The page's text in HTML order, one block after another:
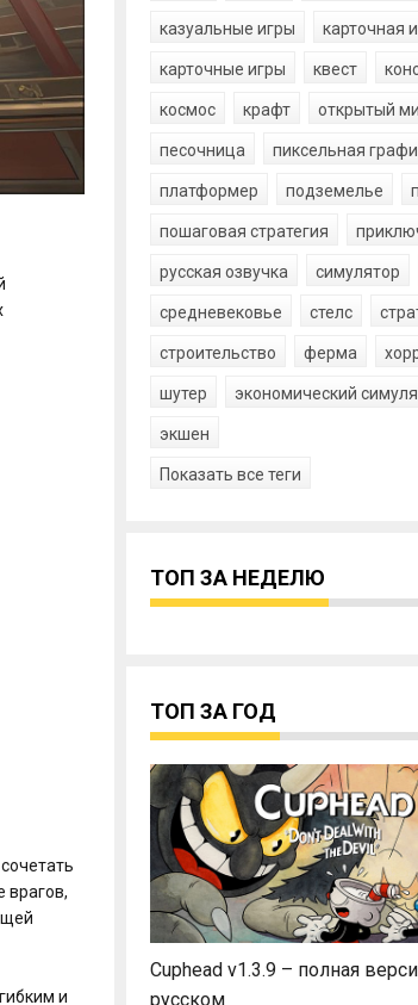
врагов,
и
казуальные игры карточная
карточные игры квест
космос крафт открытый
песочница пиксельная
платформер подземелье
пошаговая стратегия
русская озвучка симулятор
средневековье стелс
строительство ферма
шутер экономический
экшен
Показать все теги
ТОП ЗА НЕДЕЛЮ
ТОП ЗА ГОД
Cuphead v1.3.9 – полная
русском